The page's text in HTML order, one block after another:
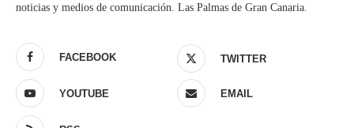
noticias y medios de comunicación. Las Palmas de Gran Canaria.
FACEBOOK TWITTER
YOUTUBE EMAIL